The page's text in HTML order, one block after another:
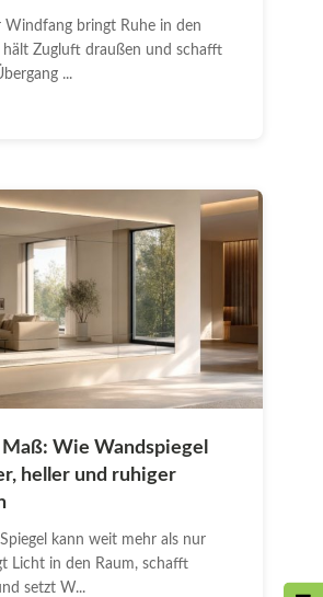
Windfang bringt Ruhe in den
hält Zugluft draußen und schafft
...
Wie Wandspiegel
heller und ruhiger
kann weit mehr als nur
Licht in den Raum, schafft
setzt W...